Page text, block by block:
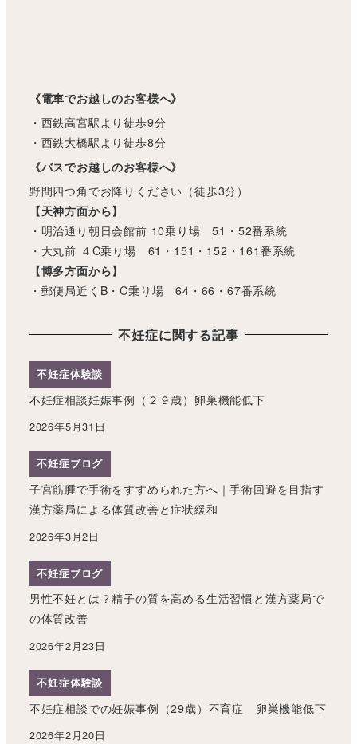
《電車でお越しのお客様へ》
・西鉄高宮駅より徒歩9分
・西鉄大橋駅より徒歩8分
《バスでお越しのお客様へ》
野間四つ角でお降りください（徒歩3分）
【天神方面から】
・明治通り朝日会館前 10乗り場 51・52番系統
・大丸前 ４C乗り場 61・151・152・161番系統
【博多方面から】
・郵便局近くB・C乗り場 64・66・67番系統
不妊症に関する記事
不妊症体験談
不妊症相談妊娠事例（２９歳）卵巣機能低下
2026年5月31日
不妊症ブログ
子宮筋腫で手術をすすめられた方へ｜手術回避を目指す
漢方薬局による体質改善と症状緩和
2026年3月2日
不妊症ブログ
男性不妊とは？精子の質を高める生活習慣と漢方薬局で
の体質改善
2026年2月23日
不妊症体験談
不妊症相談での妊娠事例（29歳）不育症 卵巣機能低下
2026年2月20日